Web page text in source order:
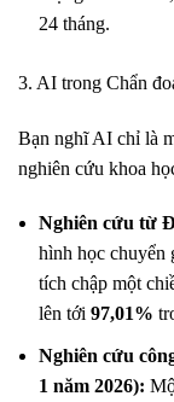
24 tháng.
3. AI trong Chẩn
Bạn nghĩ AI chỉ là
nghiên cứu khoa
Nghiên cứu từ
hình học chuyển
tích chập một
lên tới 97,01%
Nghiên cứu
1 năm 2026):